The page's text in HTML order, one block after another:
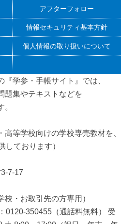
アフターフォロー
情報セキュリティ基本方針
個人情報の取り扱いについて
学参・手帳サイト』 では、
題集やテキストなどを
高等学校向けの学校専売教材を、
しております）
7-17
・お取引先の方専用）
0120-350455（通話料無料） 受